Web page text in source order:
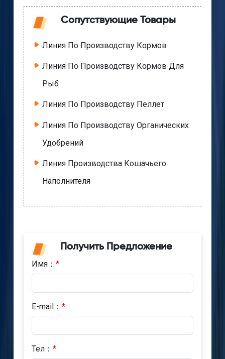
Сопутствующие Товары
Линия По Производству Кормов
Линия По Производству Кормов Для
Рыб
Линия По Производству Пеллет
Линия По Производству Органических
Удобрений
Линия Производства Кошачьего
Наполнителя
Получить Предложение
Имя： *
E-mail： *
Тел： *